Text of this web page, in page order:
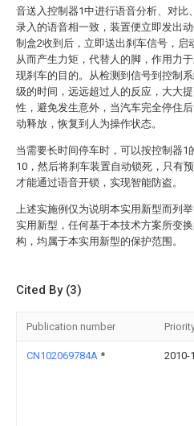
音送入控制器1中进行语音分析、对比
录入的语音相一致，装置便立即发出
制盒2收到后，立即送出刹车信号，启
从而产生力矩，代替人的脚，作用力
现刹车的目的。从检测到信号到控制
级的时间，远远超过人的反应，大大
性，避免发生意外，当汽车完全停住
动释放，恢复到人为操作状态。
当需要长时间停车时，可以按控制器1
10，然后将刹车装置自动锁死，只有
才能通过语音开锁，实现智能防盗。
上述实施例仅为说明本实用新型而列
实用新型，任何基于本技术方案所变
构，均属于本实用新型的保护范围。
Cited By (3)
Publication number
CN102069784A * 2010-